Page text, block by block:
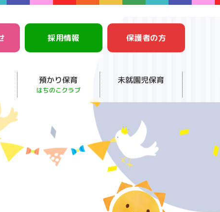
採用情報 保護者の方
預かり保育
はちのこクラブ
未就園児保育